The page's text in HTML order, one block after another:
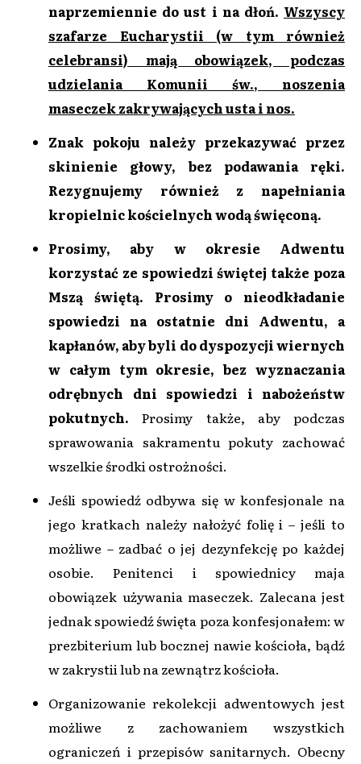
naprzemiennie do ust i na dłoń. Wszyscy
szafarze Eucharystii (w tym również
celebransi) mają obowiązek, podczas
udzielania Komunii św., noszenia
maseczek zakrywających usta i nos.
Znak pokoju należy przekazywać przez
skinienie głowy, bez podawania ręki.
Rezygnujemy również z napełniania
kropielnic kościelnych wodą święconą.
Prosimy, aby w okresie Adwentu
korzystać ze spowiedzi świętej także poza
Mszą świętą. Prosimy o nieodkładanie
spowiedzi na ostatnie dni Adwentu, a
kapłanów, aby byli do dyspozycji wiernych
w całym tym okresie, bez wyznaczania
odrębnych dni spowiedzi i nabożeństw
pokutnych. Prosimy także, aby podczas
sprawowania sakramentu pokuty zachować
wszelkie środki ostrożności.
Jeśli spowiedź odbywa się w konfesjonale na
jego kratkach należy nałożyć folię i – jeśli to
możliwe – zadbać o jej dezynfekcję po każdej
osobie. Penitenci i spowiednicy maja
obowiązek używania maseczek. Zalecana jest
jednak spowiedź święta poza konfesjonałem: w
prezbiterium lub bocznej nawie kościoła, bądź
w zakrystii lub na zewnątrz kościoła.
Organizowanie rekolekcji adwentowych jest
możliwe z zachowaniem wszystkich
ograniczeń i przepisów sanitarnych. Obecny